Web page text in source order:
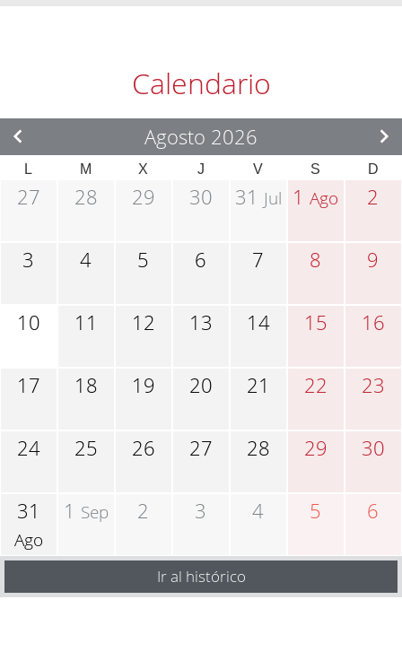
Calendario
Agosto 2026
L M X J V S D
27 28 29 30 31 Jul 1Ago 2
3 4 5 6 7 8 9
10 11 12 13 14 15 16
17 18 19 20 21 22 23
24 25 26 27 28 29 30
31
Ago
1 Sep 2 3 4 5 6
Ir al histórico